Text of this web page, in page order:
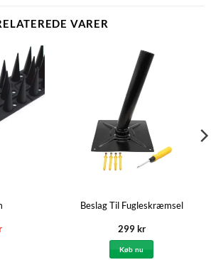
VARER
Den
Beslag Til Fugleskræmsel
299kr
Køb nu